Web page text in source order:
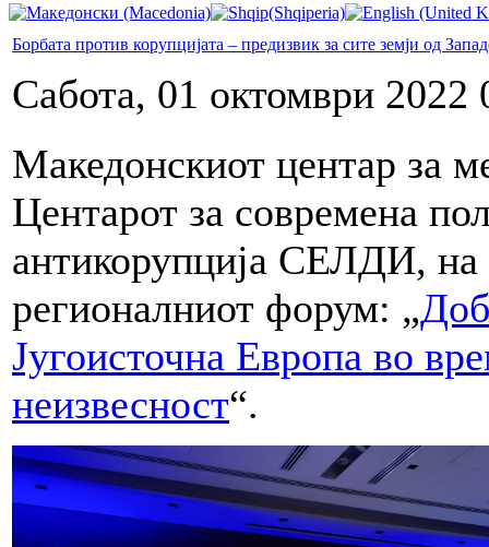
Борбата против корупцијата – предизвик за сите земји од
Сабота, 01 октомври 2022
Македонскиот центар за
Центарот за современа
антикорупција СЕЛДИ, на
регионалниот форум: „
Југоисточна Европа во
неизвесност“.